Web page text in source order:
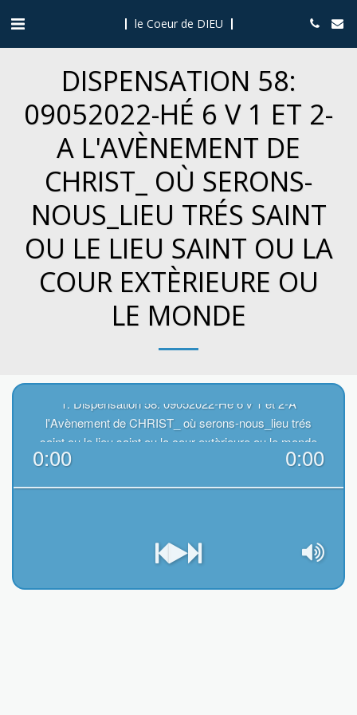
le Coeur de DIEU
DISPENSATION 58:
09052022-HÉ 6 V 1 ET 2-
A L'AVÈNEMENT DE
CHRIST_ OÙ SERONS-
NOUS_LIEU TRÉS SAINT
OU LE LIEU SAINT OU LA
COUR EXTÈRIEURE OU
LE MONDE